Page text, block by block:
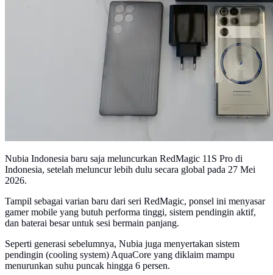
Nubia Indonesia baru saja meluncurkan RedMagic 11S Pro di
Indonesia, setelah meluncur lebih dulu secara global pada 27 Mei
2026.
Tampil sebagai varian baru dari seri RedMagic, ponsel ini menyasar
gamer mobile yang butuh performa tinggi, sistem pendingin aktif,
dan baterai besar untuk sesi bermain panjang.
Seperti generasi sebelumnya, Nubia juga menyertakan sistem
pendingin (cooling system) AquaCore yang diklaim mampu
menurunkan suhu puncak hingga 6 persen.